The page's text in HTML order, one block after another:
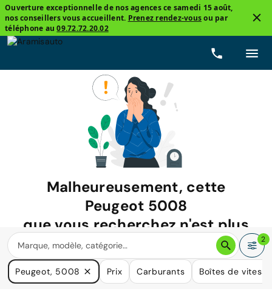
Ouverture exceptionnelle de nos agences ce samedi 15 août,
nos conseillers vous accueillent. Prenez rendez-vousou par
téléphone au09.72.72.20.02
Malheureusement, cette
Peugeot 5008
que vous recherchez n'est plus
disponible.
Nous avons de nombreuses voitures qui pourraient répondre
à vos besoins.
2
Peugeot, 5008 Prix Carburants Boîtes de vitesse